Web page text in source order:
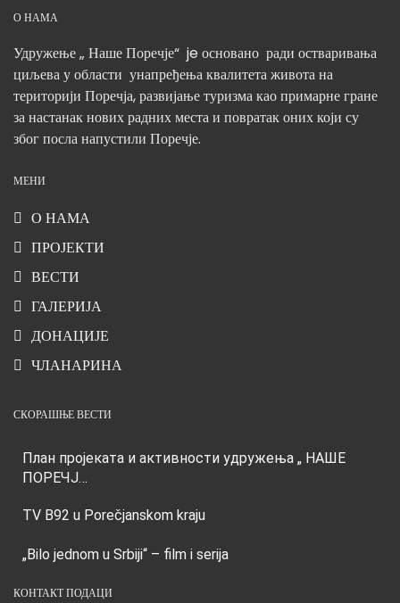
О НАМА
Удружење „ Наше Поречје“ je основано ради остваривања
циљева у области унапређења квалитета живота на
територији Поречја, развијање туризма као примарне гране
за настанак нових радних места и повратак оних који су
због посла напустили Поречје.
МЕНИ
О НАМА
ПРОЈЕКТИ
ВЕСТИ
ГАЛЕРИЈА
ДОНАЦИЈЕ
ЧЛАНАРИНА
СКОРАШЊЕ ВЕСТИ
План пројеката и активности удружења „ НАШЕ
ПОРЕЧЈ…
TV B92 u Porečjanskom kraju
„Bilo jednom u Srbiji“ – film i serija
КОНТАКТ ПОДАЦИ